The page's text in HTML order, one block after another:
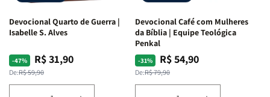
Devocional Quarto de Guerra |
Isabelle S. Alves
-47%
Preço
normal
De:R$ 59,90
Preço
promocional
R$ 31,90
Devocional Café com Mulheres
da Bíblia | Equipe Teológica
Penkal
-31%
Preço
normal
De:R$ 79,90
Preço
promocional
R$ 54,90